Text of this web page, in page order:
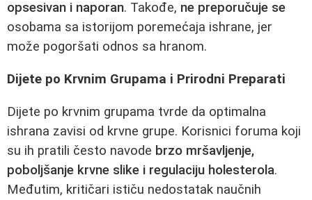
opsesivan i naporan. Takođe, ne preporučuje se
osobama sa istorijom poremećaja ishrane, jer
može pogoršati odnos sa hranom.
Dijete po Krvnim Grupama i Prirodni Preparati
Dijete po krvnim grupama tvrde da optimalna
ishrana zavisi od krvne grupe. Korisnici foruma koji
su ih pratili često navode brzo mršavljenje,
poboljšanje krvne slike i regulaciju holesterola.
Međutim, kritičari ističu nedostatak naučnih